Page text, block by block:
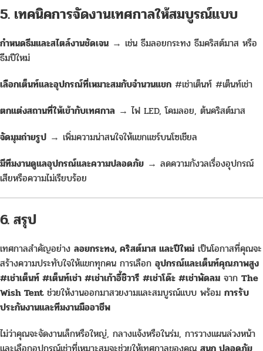
5. เทคนิคการจัดงานเทศกาลให้สมบูรณ์แบบ
กำหนดธีมและสไตล์งานชัดเจน → เช่น ธีมลอยกระทง ธีมคริสต์มาส หรือ
ธีมปีใหม่
เลือกเต็นท์และอุปกรณ์ที่เหมาะสมกับจำนวนแขก #เช่าเต็นท์ #เต็นท์เช่า
ตกแต่งสถานที่ให้เข้ากับเทศกาล → ไฟ LED, โคมลอย, ต้นคริสต์มาส
จัดมุมถ่ายรูป → เพิ่มความน่าสนใจให้แขกแชร์บนโซเชียล
มีทีมงานดูแลอุปกรณ์และความปลอดภัย → ลดความกังวลเรื่องอุปกรณ์
เสียหรือความไม่เรียบร้อย
6. สรุป
เทศกาลสำคัญอย่าง ลอยกระทง, คริสต์มาส และปีใหม่ เป็นโอกาสที่คุณจะ
สร้างความประทับใจให้แขกทุกคน การเลือก อุปกรณ์และเต็นท์คุณภาพสูง
#เช่าเต็นท์ #เต็นท์เช่า #เช่าเก้าอี้ชิวารี #เช่าโด๊ะ #เช่าพัดลม จาก The
Wish Tentช่วยให้งานออกมาสวยงามและสมบูรณ์แบบ พร้อม การรับ
ประกันงานและทีมงานมืออาชีพ
ไม่ว่าคุณจะจัดงานเล็กหรือใหญ่, กลางแจ้งหรือในร่ม, การวางแผนล่วงหน้า